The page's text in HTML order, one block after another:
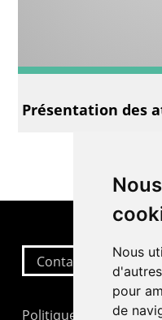
Nous
pour
de
Présentation des
Contactez-nous
Politique de